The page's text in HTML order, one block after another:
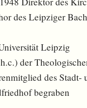
des Leipziger
Leipzig
der
des Stadt-
begraben